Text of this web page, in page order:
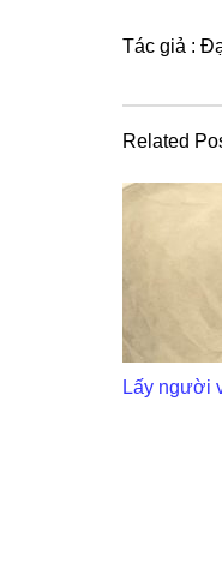
Tác ɡiả :
Related
Lấy người